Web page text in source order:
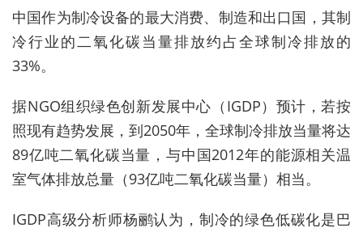
中国作为制冷设备的最大消费、制造和出口国，其制
冷行业的二氧化碳当量排放约占全球制冷排放的
33%。
据NGO组织绿色创新发展中心（IGDP）预计，若按
照现有趋势发展，到2050年，全球制冷排放当量将达
89亿吨二氧化碳当量，与中国2012年的能源相关温
室气体排放总量（93亿吨二氧化碳当量）相当。
IGDP高级分析师杨鹂认为，制冷的绿色低碳化是巴